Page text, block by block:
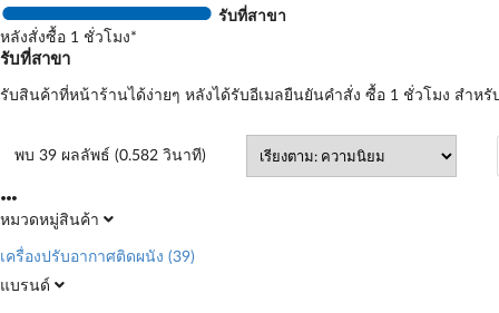
รับที่สาขา
หลังสั่งซื้อ 1 ชั่วโมง*
รับที่สาขา
รับสินค้าที่หน้าร้านได้ง่ายๆ หลังได้รับอีเมลยืนยันคำสั่ง ซื้อ 1 ชั่วโมง สำห
พบ 39 ผลลัพธ์ (0.582 วินาที)
หมวดหมู่สินค้า
เครื่องปรับอากาศติดผนัง (39)
แบรนด์